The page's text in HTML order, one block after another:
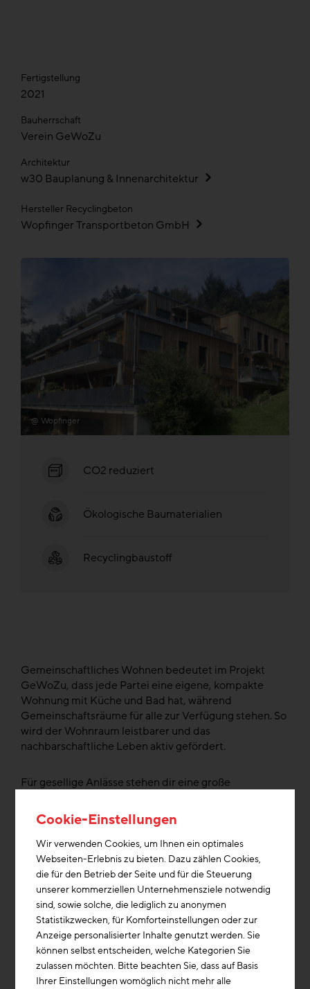
Fertigstellung
2021
Bauherrschaft
Verein GeWoZu
Architektur
w30 Bauplanung & Innenarchitektur
Hersteller Recyclingbeton
Wopfinger Transportbeton GmbH
@ Wopfinger
CO2 reduziert
Ökologische Baumaterialien
Recyclingbaustoff
Gemeinschaftliches Wohnen bedeutet im Projekt
GeWoZu, dass jede Partei eine eigene, kompakte
Wohnung mit Küche und Bad hat, während
Gemeinschaftsräume für alle zur Verfügung stehen. So
wird der Wohnraum leistbarer und das
nachbarschaftliche Leben aktiv gefördert.
Für gesellige Anlässe stehen dir eine große
zur Verfügung. Der Garten lädt zum Kaffeetrinken ein,
und ein Gästezimmer mit eigenem Bad steht für
Übernachtungsgäste bereit. Für handwerkliche
Tätigkeiten gibt es eine Werkstatt und ein
gemeinschaftliches Büro. Zur Entspannung kann die
Badewanne im Dachgeschoss genutzt und die
Aussicht auf der Dachterasse genossen werden.
Bei der Konzeption des Bauvorhabens wurde seitens
der Bauherren besonderer Wert auf die Aspekte der
Nachhaltigkeit gelegt. Diesbezüglich wurde die
Cookie-Einstellungen
Wir verwenden Cookies, um Ihnen ein optimales
Webseiten-Erlebnis zu bieten. Dazu zählen Cookies,
die für den Betrieb der Seite und für die Steuerung
unserer kommerziellen Unternehmensziele notwendig
sind, sowie solche, die lediglich zu anonymen
Statistikzwecken, für Komforteinstellungen oder zur
Anzeige personalisierter Inhalte genutzt werden. Sie
können selbst entscheiden, welche Kategorien Sie
zulassen möchten. Bitte beachten Sie, dass auf Basis
Ihrer Einstellungen womöglich nicht mehr alle